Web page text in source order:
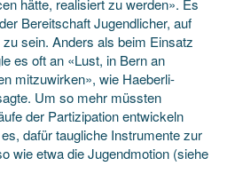
Bereitschaft Jugendlicher, auf
sein. Anders als beim Einsatz
es oft an «Lust, in Bern an
mitzuwirken», wie Haeberli-
Um so mehr müssten
der Partizipation entwickeln
dafür taugliche Instrumente zur
wie etwa die Jugendmotion (siehe